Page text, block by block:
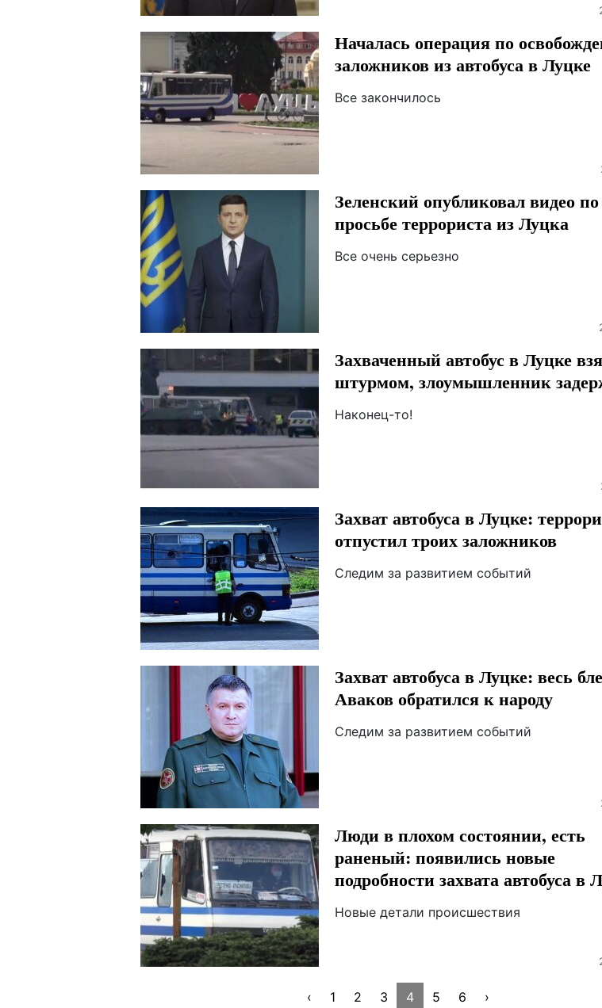
Началась операция по
заложников из автобуса в Луцке
Все закончилось
Зеленский опубликовал видео по
просьбе террориста из Луцка
Все очень серьезно
Захваченный автобус в Луцке
штурмом, злоумышленник
Наконец-то!
Захват автобуса в Луцке:
отпустил троих заложников
Следим за развитием событий
Захват автобуса в Луцке: весь
Аваков обратился к народу
Следим за развитием событий
Люди в плохом состоянии, есть
раненый: появились новые
подробности захвата автобуса в
Новые детали происшествия
‹ 1 2 3 4 5 6 ›